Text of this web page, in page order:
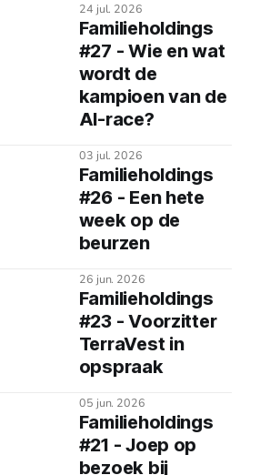
24 jul. 2026
Familieholdings
#27 - Wie en wat
wordt de
kampioen van de
AI-race?
03 jul. 2026
Familieholdings
#26 - Een hete
week op de
beurzen
26 jun. 2026
Familieholdings
#23 - Voorzitter
TerraVest in
opspraak
05 jun. 2026
Familieholdings
#21 - Joep op
bezoek bij